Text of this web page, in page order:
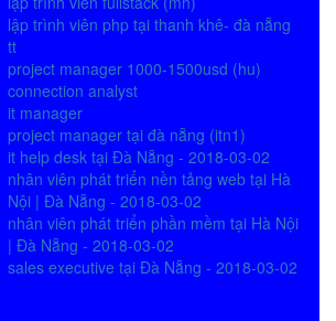
lập trình viên php tại thanh khê- đà nẵng
tt
project manager 1000-1500usd (hu)
connection analyst
it manager
project manager tại đà nẵng (itn1)
it help desk tại Đà Nẵng - 2018-03-02
nhân viên phát triển nền tảng web tại Hà
Nội | Đà Nẵng - 2018-03-02
nhân viên phát triển phần mềm tại Hà Nội
| Đà Nẵng - 2018-03-02
sales executive tại Đà Nẵng - 2018-03-02